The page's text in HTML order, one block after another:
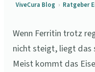
ViveCura Blog › Ratgeber
Wenn Ferritin trotz
nicht steigt, liegt das
Meist kommt das